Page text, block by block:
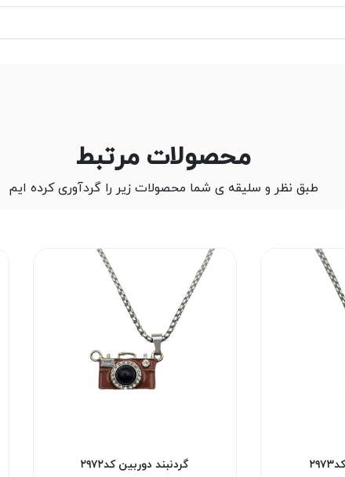
محصولات مرتبط
طبق نظر و سلیقه ی شما محصولات زیر را گردآوری کرده ایم
گردنبند دوربین کد۲۹۷۲